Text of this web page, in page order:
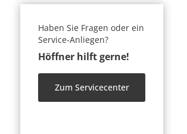
Haben Sie Fragen oder ein
Service-Anliegen?
Höffner hilft gerne!
Zum Servicecenter